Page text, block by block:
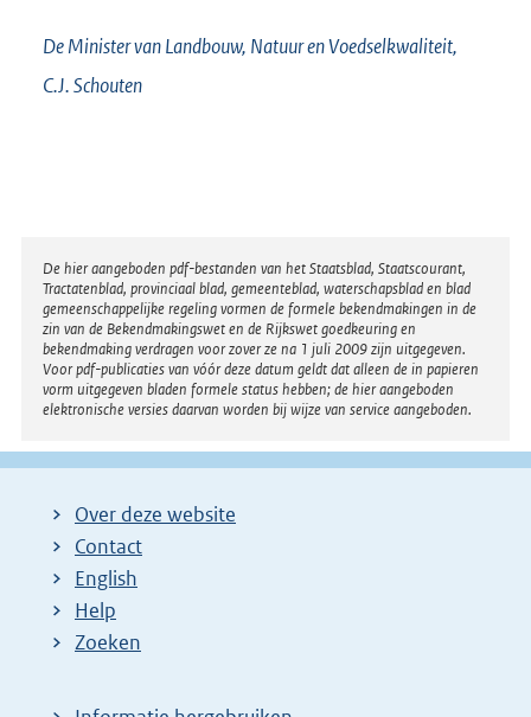
De Minister van Landbouw, Natuur en Voedselkwaliteit,
C.J.Schouten
Disclaimer
De hier aangeboden pdf-bestanden van het Staatsblad, Staatscourant,
Tractatenblad, provinciaal blad, gemeenteblad, waterschapsblad en blad
gemeenschappelijke regeling vormen de formele bekendmakingen in de
zin van de Bekendmakingswet en de Rijkswet goedkeuring en
bekendmaking verdragen voor zover ze na 1 juli 2009 zijn uitgegeven.
Voor pdf-publicaties van vóór deze datum geldt dat alleen de in papieren
vorm uitgegeven bladen formele status hebben; de hier aangeboden
elektronische versies daarvan worden bij wijze van service aangeboden.
Over deze website
Contact
English
Help
Zoeken